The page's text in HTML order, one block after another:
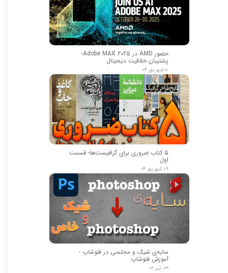
★
حضور AMD در Adobe MAX 2025؛
پشتیبان خلاقیت دیجیتال
۱۰ شهریور ۰۴
۵ کتاب ضروری برای گرافیست‌ها- قسمت
اول
۰۹ شهریور ۰۴
سایه‌ی شیک و مجلسی در فتوشاپ -
آموزش فتوشاپ
۰۳ تیر ۰۲